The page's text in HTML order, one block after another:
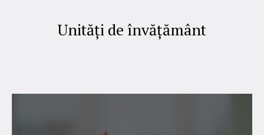
Unități de învățământ